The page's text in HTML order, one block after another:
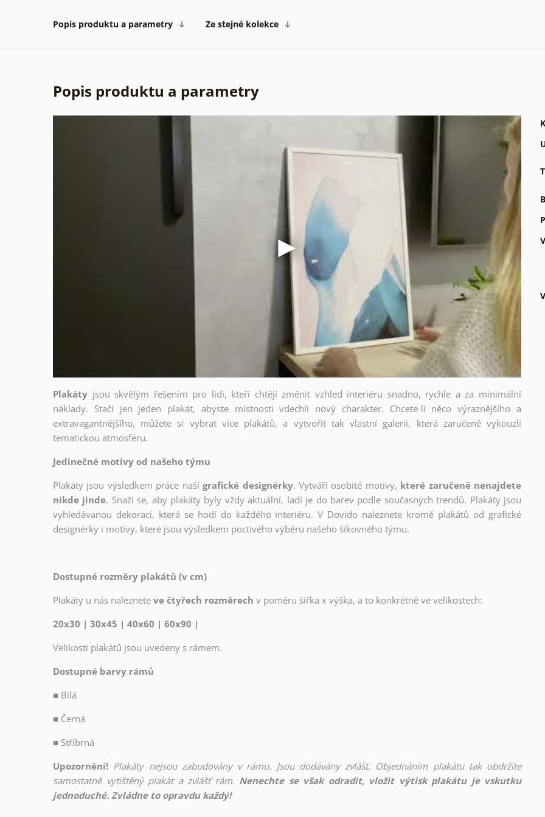
Popis produktu a parametry Ze stejné kolekce
Popis produktu a parametry
Plakáty jsou skvělým řešením pro lidi, kteří chtějí změnit vzhled interiéru snadno, rychle a za minimální
náklady. Stačí jen jeden plakát, abyste místnosti vdechli nový charakter. Chcete-li něco výraznějšího a
extravagantnějšího, můžete si vybrat více plakátů, a vytvořit tak vlastní galerii, která zaručeně vykouzlí
tematickou atmosféru.
Jedinečné motivy od našeho týmu
Plakáty jsou výsledkem práce naší grafické designérky. Vytváří osobité motivy, které zaručeně nenajdete
nikde jinde. Snaží se, aby plakáty byly vždy aktuální, ladí je do barev podle současných trendů. Plakáty jsou
vyhledávanou dekorací, která se hodí do každého interiéru. V Dovido naleznete kromě plakátů od grafické
designérky i motivy, které jsou výsledkem poctivého výběru našeho šikovného týmu.
Dostupné rozměry plakátů (v cm)
Plakáty u nás naleznete ve čtyřech rozměrech v poměru šířka x výška, a to konkrétně ve velikostech:
20x30 | 30x45 | 40x60 | 60x90 |
Velikosti plakátů jsou uvedeny s rámem.
Dostupné barvy rámů
■ Bílá
■ Černá
■ Stříbrná
Upozornění! Plakáty nejsou zabudovány v rámu. Jsou dodávány zvlášť. Objednáním plakátu tak obdržíte
samostatně vytištěný plakát a zvlášť rám. Nenechte se však odradit, vložit výtisk plakátu je vskutku
jednoduché. Zvládne to opravdu každý!